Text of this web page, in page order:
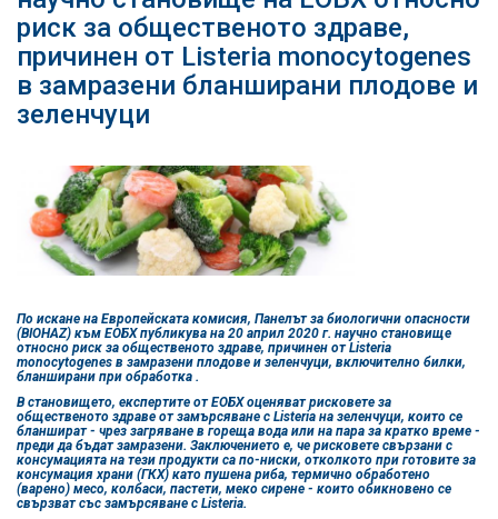
риск за общественото здраве,
причинен от Listeria monocytogenes
в замразени бланширани плодове и
зеленчуци
По искане на Европейската комисия, Панелът за биологични опасности
(BIOHAZ) към EОБХ публикува на 20 април 2020 г. научно становище
относно риск за общественото здраве, причинен от Listeria
monocytogenes в замразени плодове и зеленчуци, включително билки,
бланширани при обработка .
В становището, експертите от ЕОБХ оценяват рисковете за
общественото здраве от замърсяване с Listeria на зеленчуци, които се
бланшират - чрез загряване в гореща вода или на пара за кратко време -
преди да бъдат замразени. Заключението е, че рисковете свързани с
консумацията на тези продукти са по-ниски, отколкото при готовите за
консумация храни (ГКХ) като пушена риба, термично обработено
(варено) месо, колбаси, пастети, меко сирене - които обикновено се
свързват със замърсяване с Listeria.